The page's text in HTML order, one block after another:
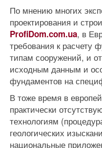
По мнению многих
проектирования и
ProfiDom.com.ua, в
требования к расчету
типам сооружений, и
исходным данным и
фундаментов на
В тоже время в
практически
технологиям
геологических
национальные